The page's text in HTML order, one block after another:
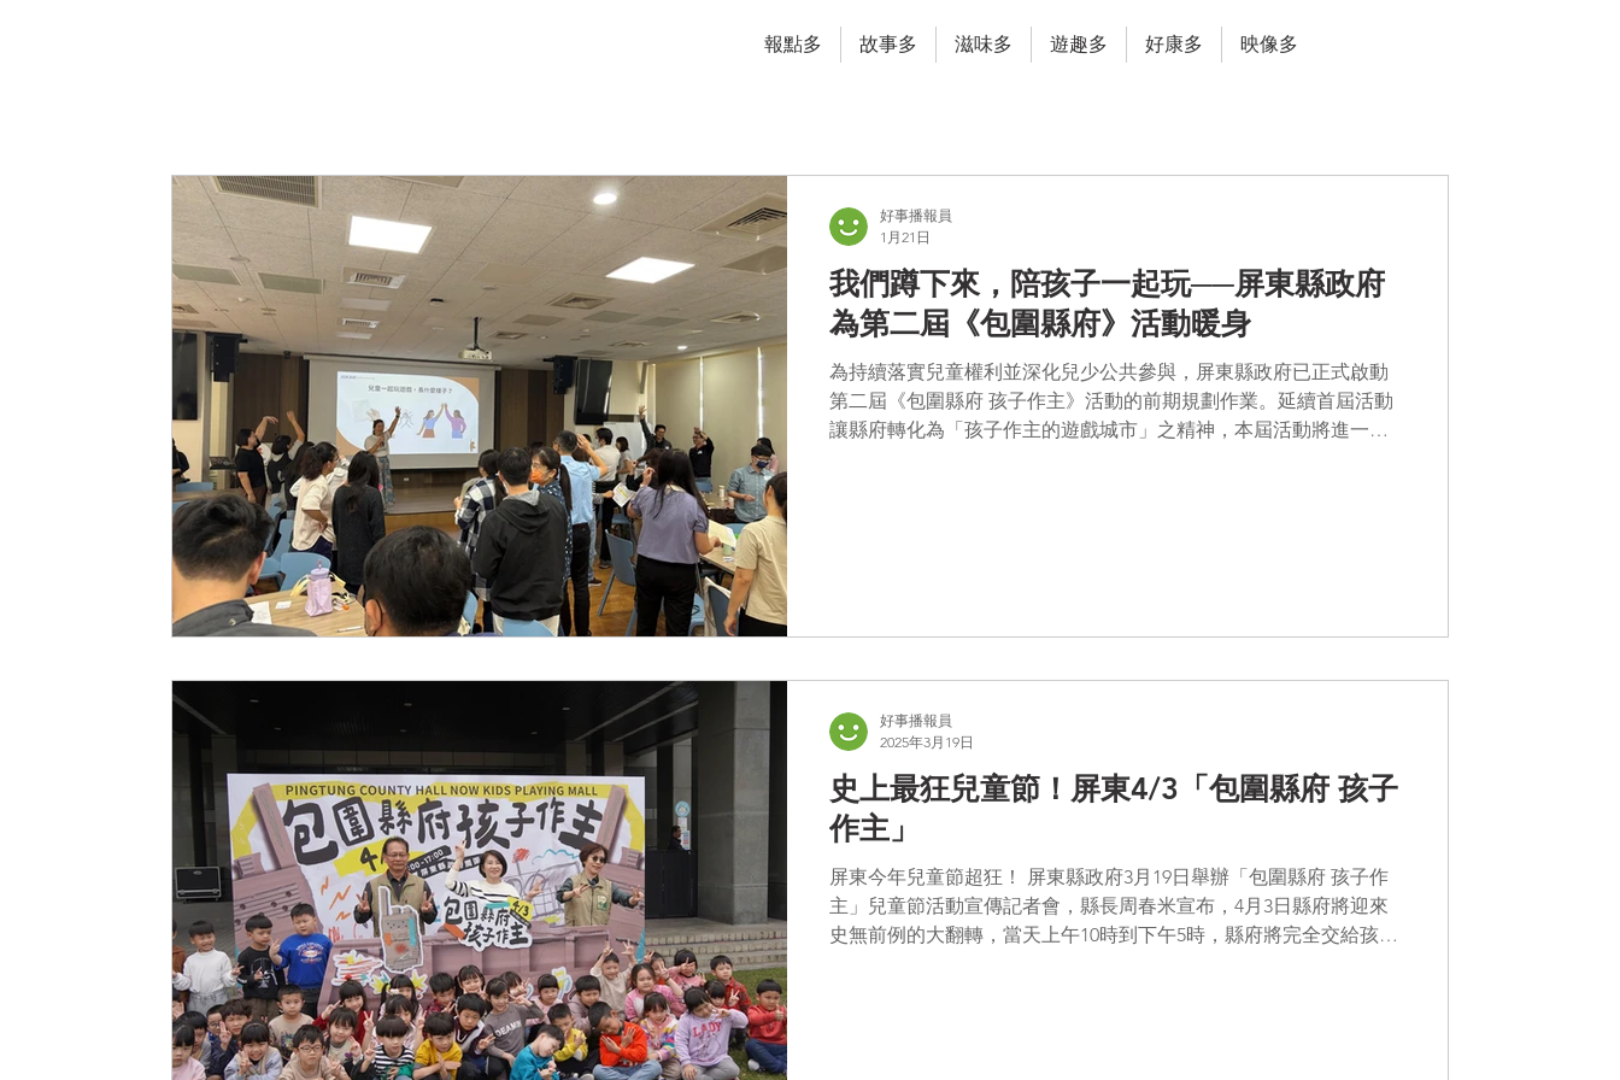
報點多 故事多 滋味多 遊趣多 好康多 映像多
我們蹲下來，陪孩子一起玩──屏東縣政府
為第二屆《包圍縣府》活動暖身
為持續落實兒童權利並深化兒少公共參與，屏東縣政府已正式啟動
第二屆《包圍縣府 孩子作主》活動的前期規劃作業。延續首屆活動
讓縣府轉化為「孩子作主的遊戲城市」之精神，本屆活動將進一步
1月6日辦理遊戲設計工作坊，並邀請 Beyond Playmaking 超越遊戲
有局處分工、跨單位合作的實務練習，透過共同學習，各局處嘗試
將交通、環境、安全、生活等公共議題，轉化為孩子能理解、能參
與、並能透過遊戲表達想法的形式，工作坊內容亦特別關注多元共
融理念，包含身心障礙兒童與弱勢兒童的參
好事播報員
1月21日
史上最狂兒童節！屏東4/3「包圍縣府 孩子
作主」
屏東今年兒童節超狂！ 屏東縣政府3月19日舉辦「包圍縣府 孩子作
主」兒童節活動宣傳記者會，縣長周春米宣布，4月3日縣府將迎來
史無前例的大翻轉，當天上午10時到下午5時，縣府將完全交給孩
好事播報員
2025年3月19日